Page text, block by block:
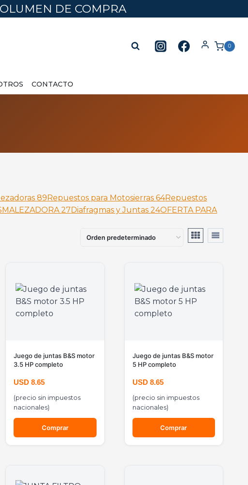
DE COMPRA
0
CONTACTO
89Repuestos para Motosierras64Repuestos
27Diafragmas y Juntas24OFERTA PARA
Juego de juntas B&S motor
3.5 HP completo
USD8.65
(precio sin impuestos
nacionales)
Comprar
Juego de juntas B&S motor
5 HP completo
USD 8.65
(precio sin impuestos
nacionales)
Comprar